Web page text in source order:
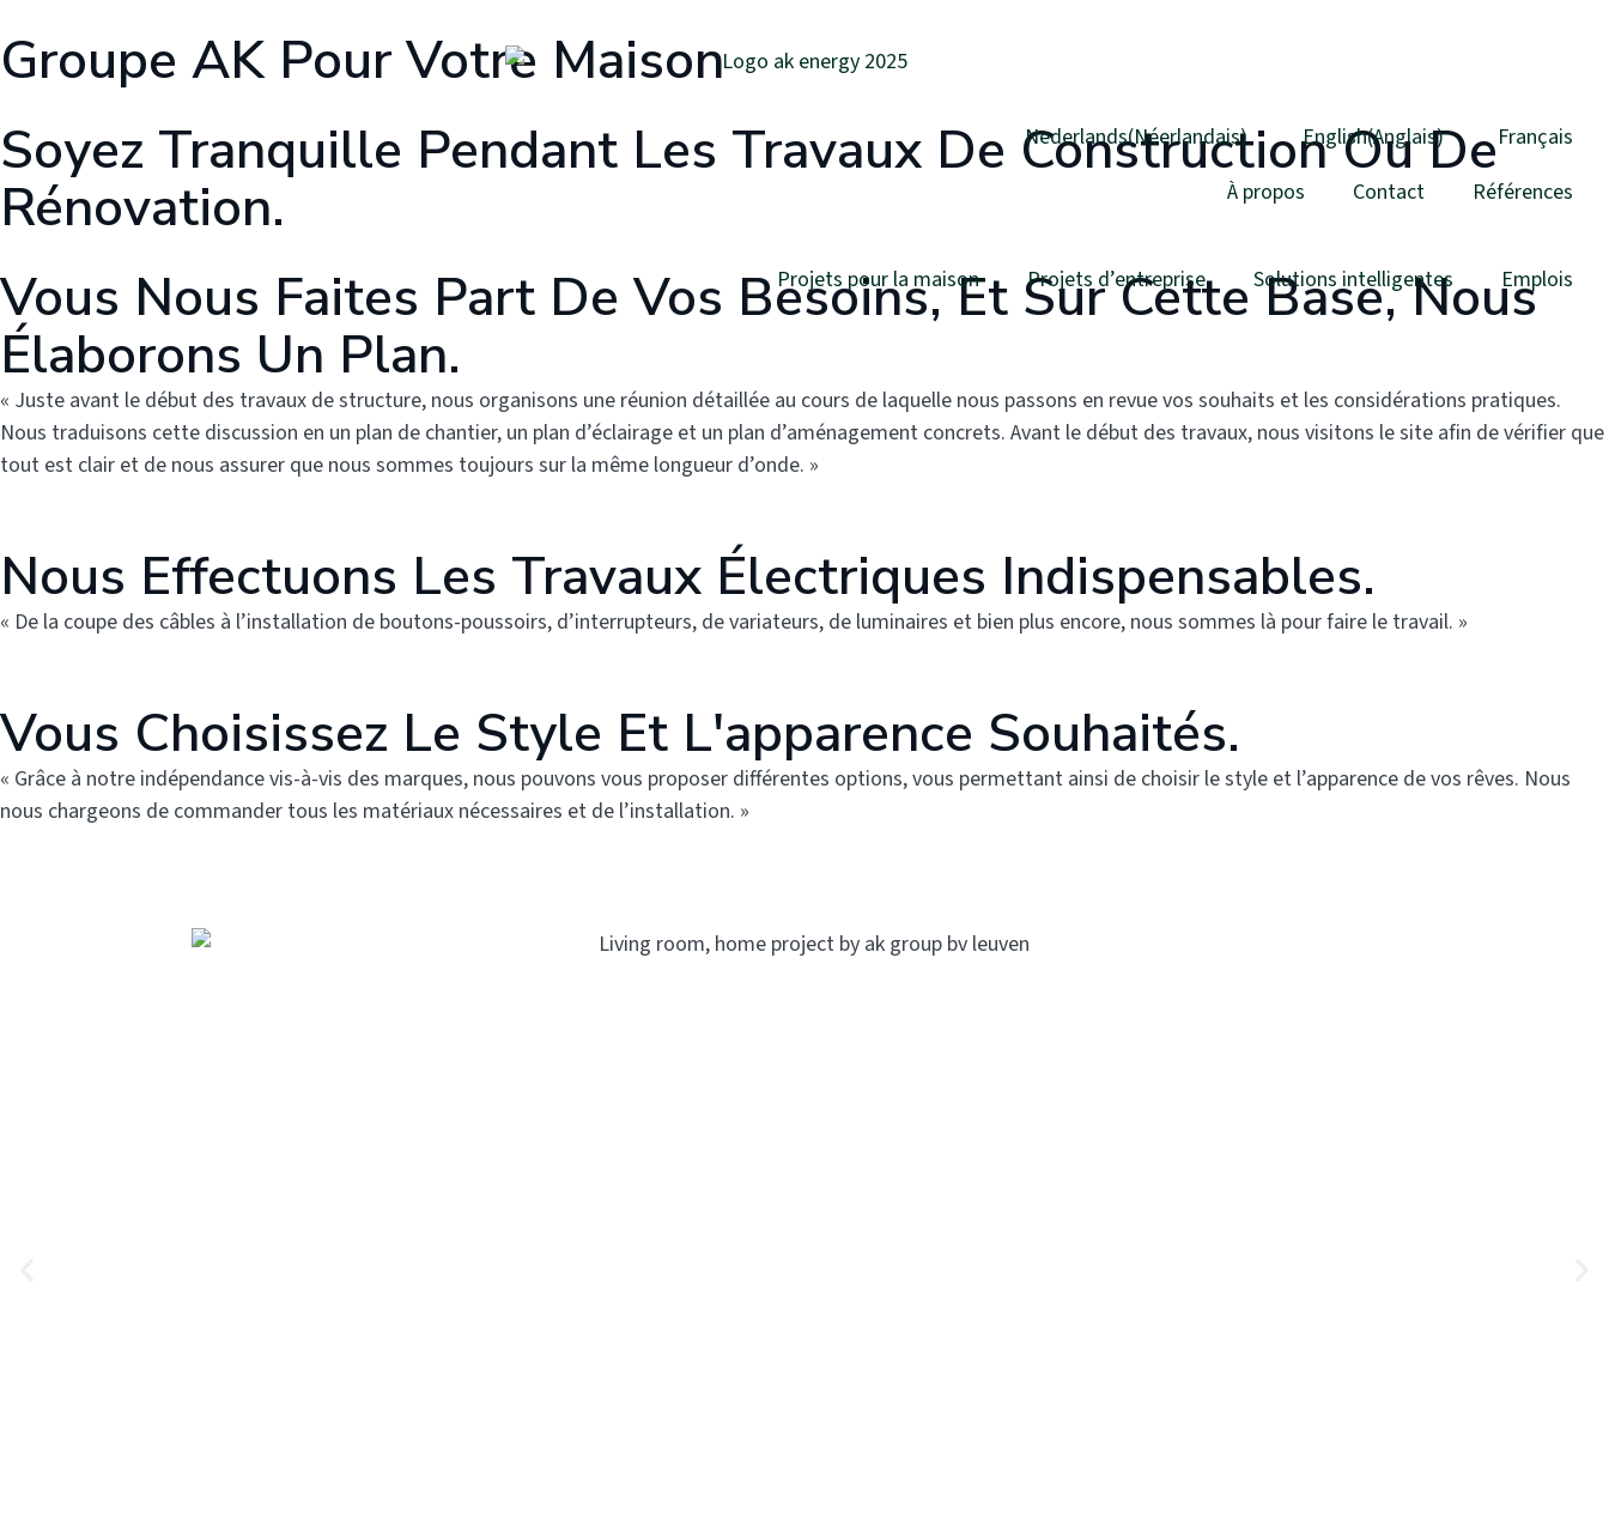
au
contenu
Nederlands(Néerlandais) English(Anglais)
Français
À propos
Contact Références
Projets pour la maison Projets d’entreprise Solutions intelligentes Emplois
Groupe AK Pour Votre Maison
Soyez Tranquille Pendant Les Travaux De Construction Ou De
Rénovation.
Vous Nous Faites Part De Vos Besoins, Et Sur Cette Base, Nous
Élaborons Un Plan.
« Juste avant le début des travaux de structure, nous organisons une réunion détaillée au cours de laquelle nous passons en revue vos souhaits et les considérations pratiques.
Nous traduisons cette discussion en un plan de chantier, un plan d’éclairage et un plan d’aménagement concrets. Avant le début des travaux, nous visitons le site afin de vérifier que
tout est clair et de nous assurer que nous sommes toujours sur la même longueur d’onde. »
Nous Effectuons Les Travaux Électriques Indispensables.
« De la coupe des câbles à l’installation de boutons-poussoirs, d’interrupteurs, de variateurs, de luminaires et bien plus encore, nous sommes là pour faire le travail. »
Vous Choisissez Le Style Et L'apparence Souhaités.
« Grâce à notre indépendance vis-à-vis des marques, nous pouvons vous proposer différentes options, vous permettant ainsi de choisir le style et l’apparence de vos rêves. Nous
nous chargeons de commander tous les matériaux nécessaires et de l’installation. »